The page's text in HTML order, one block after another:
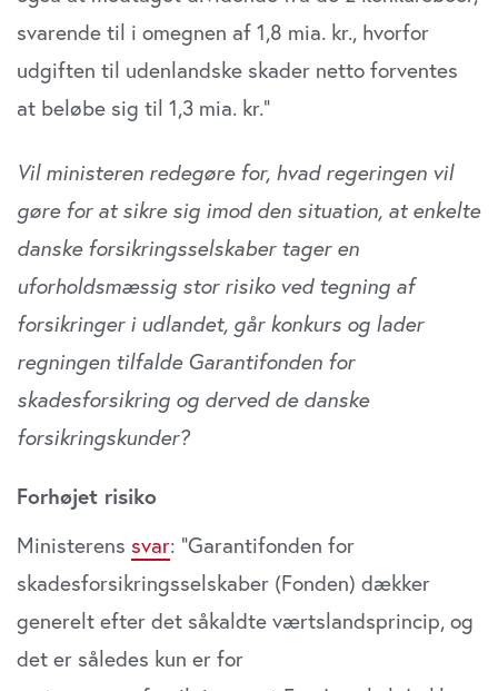
svarende til i omegnen af 1,8 mia. kr., hvorfor
udgiften til udenlandske skader netto forventes
at beløbe sig til 1,3 mia. kr.”
Vil ministeren redegøre for, hvad regeringen vil
gøre for at sikre sig imod den situation, at enkelte
danske forsikringsselskaber tager en
uforholdsmæssig stor risiko ved tegning af
forsikringer i udlandet, går konkurs og lader
regningen tilfalde Garantifonden for
skadesforsikring og derved de danske
forsikringskunder?
Forhøjet risiko
Ministerens svar: ”Garantifonden for
skadesforsikringsselskaber (Fonden) dækker
generelt efter det såkaldte værtslandsprincip, og
det er således kun er for